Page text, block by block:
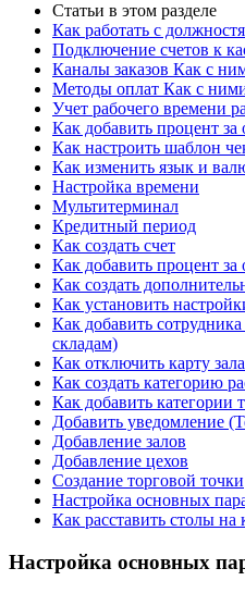
Статьи в этом разделе
Как работать с
Подключение счетов к
Каналы заказов Как с
Методы оплат Как с
Учет рабочего времени
Как добавить процент
Как настроить шаблон
Как изменить язык и
Настройка времени
Мультитерминал
Кредитный период
Как создать счет
Как добавить процент
Как создать
Как установить
Как добавить
складам)
Как отключить карту
Как создать категорию
Как добавить категории
Добавить уведомление
Добавление залов
Добавление цехов
Создание торговой точки
Настройка основных
Как расставить столы на
Настройка основных